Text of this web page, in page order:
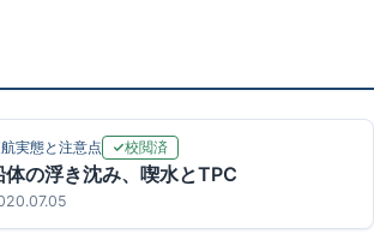
実態と注意点 校閲済
体の浮き沈み、喫水とTPC